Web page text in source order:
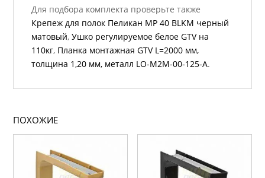
Для подбора комплекта проверьте также
Крепеж для полок Пеликан МР 40 BLKM черный
матовый,Ушко регулируемое белое GTV на
110кг, Планка монтажная GTV L=2000 мм,
толщина 1,20 мм, металл LO-M2M-00-125-A.
ПОХОЖИЕ